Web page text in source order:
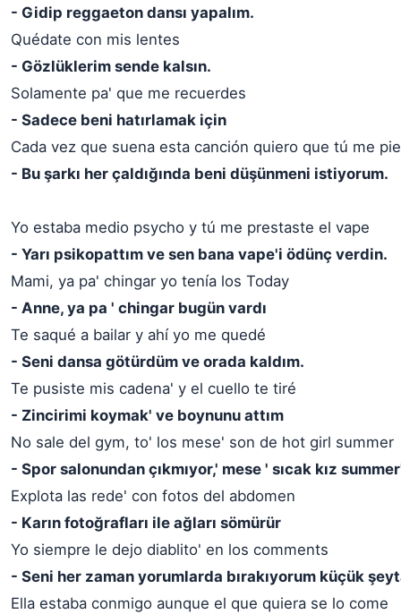
- Gidip reggaeton dansı yapalım.
Quédate con mis lentes
- Gözlüklerim sende kalsın.
Solamente pa' que me recuerdes
- Sadece beni hatırlamak için
Cada vez que suena esta canción quiero que tú me
- Bu şarkı her çaldığında beni düşünmeni istiyorum.
Yo estaba medio psycho y tú me prestaste el vape
- Yarı psikopattım ve sen bana vape'i ödünç verdin.
Mami, ya pa' chingar yo tenía los Today
- Anne, ya pa ' chingar bugün vardı
Te saqué a bailar y ahí yo me quedé
- Seni dansa götürdüm ve orada kaldım.
Te pusiste mis cadena' y el cuello te tiré
- Zincirimi koymak' ve boynunu attım
No sale del gym, to' los mese' son de hot girl summer
- Spor salonundan çıkmıyor,' mese ' sıcak kız
Explota las rede' con fotos del abdomen
- Karın fotoğrafları ile ağları sömürür
Yo siempre le dejo diablito' en los comments
- Seni her zaman yorumlarda bırakıyorum küçük
Ella estaba conmigo aunque el que quiera se lo come